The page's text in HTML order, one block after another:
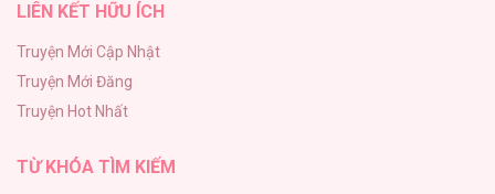
Làm vị cứu tinh thật dễ dàng
|END| Định Tên Mối Quan Hệ
109
LIÊN KẾT HỮU ÍCH
Truyện Mới Cập Nhật
Truyện Mới Đăng
Truyện Hot Nhất
TỪ KHÓA TÌM KIẾM